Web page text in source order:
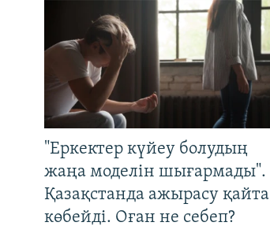
"Еркектер күйеу болудың
жаңа моделін шығармады".
Қазақстанда ажырасу қайта
көбейді. Оған не себеп?